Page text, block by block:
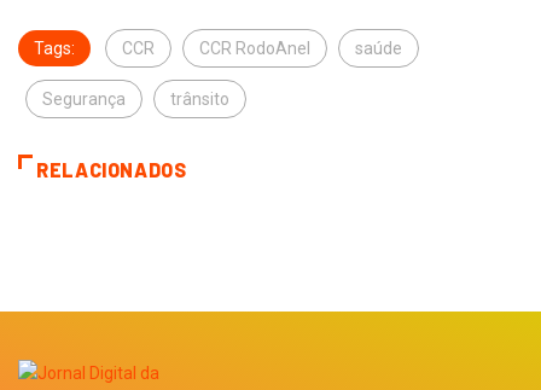
Tags: CCR CCR RodoAnel saúde
Segurança trânsito
RELACIONADOS